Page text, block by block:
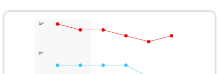
24°
19°